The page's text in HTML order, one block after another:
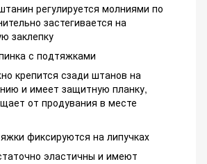
регулируется молниями по
застегивается на
заклепку
с подтяжками
крепится сзади штанов на
и имеет защитную планку,
от продувания в месте
фиксируются на липучках
эластичны и имеют